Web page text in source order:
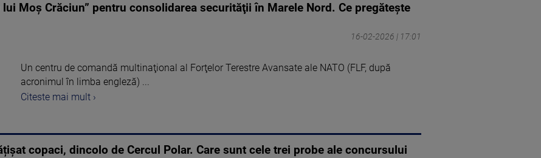
lui Moș Crăciun” pentru consolidarea securităţii în Marele Nord. Ce pregătește
16-02-2026 | 17:01
Un centru de comandă multinaţional al Forţelor Terestre Avansate ale NATO (FLF, după
acronimul în limba engleză) ...
Citeste mai mult ›
copaci, dincolo de Cercul Polar. Care sunt cele trei probe ale concursului